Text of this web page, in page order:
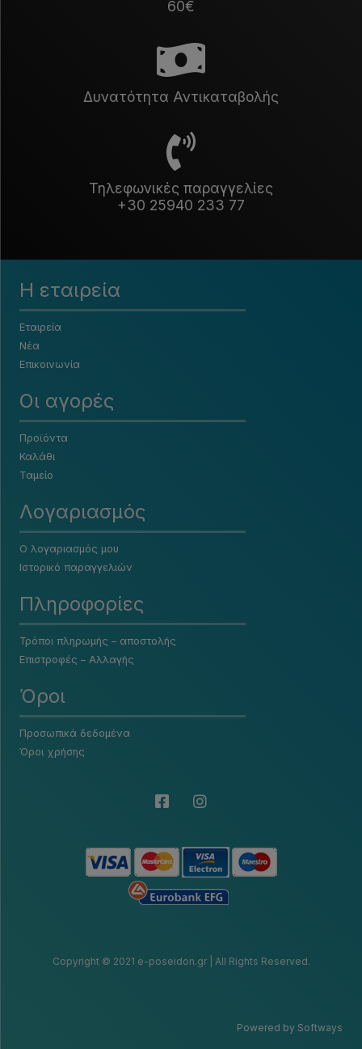
60€
Δυνατότητα Αντικαταβολής
Τηλεφωνικές παραγγελίες
+30 25940 233 77
Η εταιρεία
Εταιρεία
Νέα
Επικοινωνία
Οι αγορές
Προϊόντα
Καλάθι
Ταμείο
Λογαριασμός
Ο λογαριασμός μου
Ιστορικό παραγγελιών
Πληροφορίες
Τρόποι πληρωμής – αποστολής
Επιστροφές – Αλλαγής
Όροι
Προσωπικά δεδομένα
Όροι χρήσης
Copyright © 2021 e-poseidon.gr | All Rights Reserved.
Powered by Softways